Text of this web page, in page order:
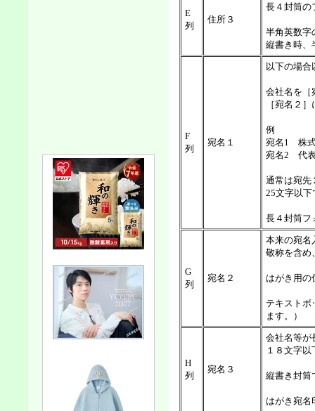
E
列
住所３
長４封筒の
半角英数字
縦書き時、
F
列
宛名１
以下の場合
会社名を［
［宛名２
例
宛名1 株
宛名2 代
通常は宛先
25文字以下
長４封筒フ
G
列
宛名２
本来の宛名
敬称を含め
はがき用の
テキストボ
ます。）
H
列
宛名３
会社名等が
１８文字以
縦書き封筒
はがき宛名